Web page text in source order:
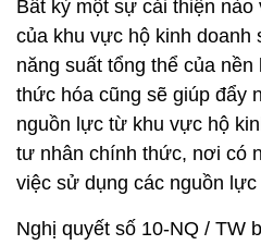
Bất kỳ một sự cải thiện nào
của khu vực hộ kinh doanh
năng suất tổng thể của
thức hóa cũng sẽ giúp đẩy
nguồn lực từ khu vực hộ
tư nhân chính thức, nơi có
việc sử dụng các nguồn
Nghị quyết số 10-NQ / TW